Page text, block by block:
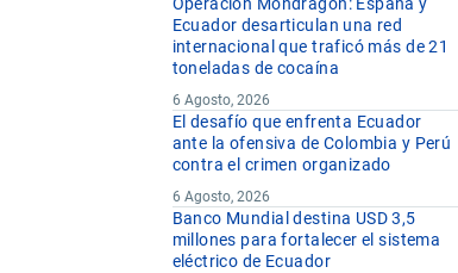
Operación Mondragón: España y
Ecuador desarticulan una red
internacional que traficó más de 21
toneladas de cocaína
6 Agosto, 2026
El desafío que enfrenta Ecuador
ante la ofensiva de Colombia y Perú
contra el crimen organizado
6 Agosto, 2026
Banco Mundial destina USD 3,5
millones para fortalecer el sistema
eléctrico de Ecuador